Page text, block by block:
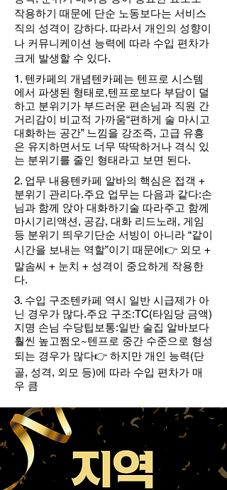
작용하기 때문에 단순 노동보다는 서비스
직의 성격이 강하다. 따라서 개인의 성향이
나 커뮤니케이션 능력에 따라 수입 편차가
크게 발생할 수 있다.
1. 텐카페의 개념텐카페는 텐프로 시스템
에서 파생된 형태로,텐프로보다 부담이 덜
하고 분위기가 부드러운 편손님과 직원 간
거리감이 비교적 가까움“편하게 술 마시고
대화하는 공간” 느낌을 강조즉, 고급 유흥
은 유지하면서도 너무 딱딱하거나 격식 있
는 분위기를 줄인 형태라고 보면 된다.
2. 업무 내용텐카페 알바의 핵심은 접객 +
분위기 관리다.주요 업무는 다음과 같다:손
님과 함께 앉아 대화하기술 따라주고 함께
마시기리액션, 공감, 대화 리드노래, 게임
등 분위기 띄우기단순 서빙이 아니라 “같이
시간을 보내는 역할”이기 때문에👉 외모 +
말솜씨 + 눈치 + 성격이 중요하게 작용한
다.
3. 수입 구조텐카페 역시 일반 시급제가 아
닌 경우가 많다.주요 구조:TC(타임당 금액)
지명 손님 수당팁보통:일반 술집 알바보다
훨씬 높고쩜오~텐프로 중간 수준으로 형성
되는 경우가 많다👉 하지만 개인 능력(단
골, 성격, 외모 등)에 따라 수입 편차가 매
우 큼